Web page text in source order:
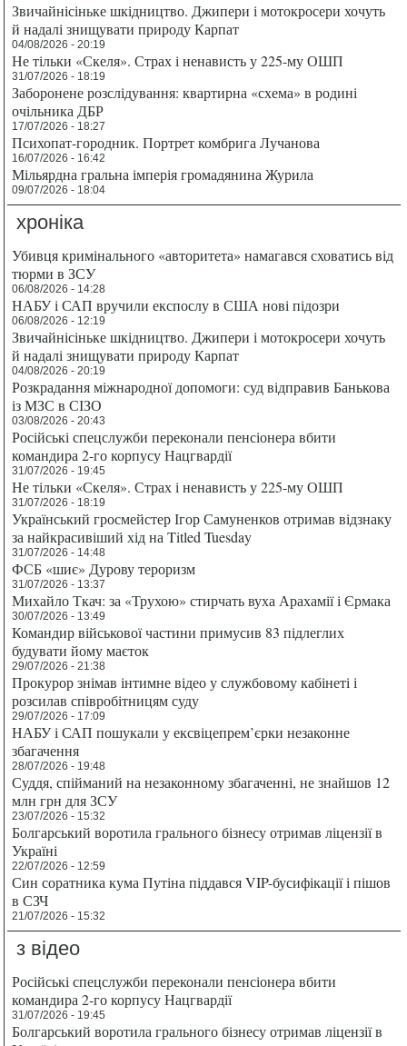
Звичайнісіньке шкідництво. Джипери і мотокросери хочуть
й надалі знищувати природу Карпат
04/08/2026 - 20:19
Не тільки «Скеля». Страх і ненависть у 225-му ОШП
31/07/2026 - 18:19
Заборонене розслідування: квартирна «схема» в родині
очільника ДБР
17/07/2026 - 18:27
Психопат-городник. Портрет комбрига Лучанова
16/07/2026 - 16:42
Мільярдна гральна імперія громадянина Журила
09/07/2026 - 18:04
хроніка
Убивця кримінального «авторитета» намагався сховатись від
тюрми в ЗСУ
06/08/2026 - 14:28
НАБУ і САП вручили експослу в США нові підозри
06/08/2026 - 12:19
Звичайнісіньке шкідництво. Джипери і мотокросери хочуть
й надалі знищувати природу Карпат
04/08/2026 - 20:19
Розкрадання міжнародної допомоги: суд відправив Банькова
із МЗС в СІЗО
03/08/2026 - 20:43
Російські спецслужби переконали пенсіонера вбити
командира 2-го корпусу Нацгвардії
31/07/2026 - 19:45
Не тільки «Скеля». Страх і ненависть у 225-му ОШП
31/07/2026 - 18:19
Український гросмейстер Ігор Самуненков отримав відзнаку
за найкрасивіший хід на Titled Tuesday
31/07/2026 - 14:48
ФСБ «шиє» Дурову тероризм
31/07/2026 - 13:37
Михайло Ткач: за «Трухою» стирчать вуха Арахамії і Єрмака
30/07/2026 - 13:49
Командир військової частини примусив 83 підлеглих
будувати йому маєток
29/07/2026 - 21:38
Прокурор знімав інтимне відео у службовому кабінеті і
розсилав співробітницям суду
29/07/2026 - 17:09
НАБУ і САП пошукали у ексвіцепрем’єрки незаконне
збагачення
28/07/2026 - 19:48
Суддя, спійманий на незаконному збагаченні, не знайшов 12
млн грн для ЗСУ
23/07/2026 - 15:32
Болгарський воротила грального бізнесу отримав ліцензії в
Україні
22/07/2026 - 12:59
Син соратника кума Путіна піддався VIP-бусифікації і пішов
в СЗЧ
21/07/2026 - 15:32
з відео
Російські спецслужби переконали пенсіонера вбити
командира 2-го корпусу Нацгвардії
31/07/2026 - 19:45
Болгарський воротила грального бізнесу отримав ліцензії в